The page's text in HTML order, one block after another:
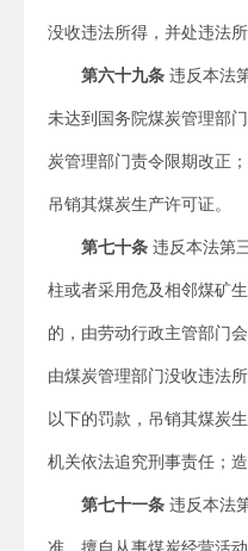
没收违法所得，并处违法
第六十九条 违反本法
未达到国务院煤炭管理部
炭管理部门责令限期改正
吊销其煤炭生产许可证。
第七十条 违反本法第
柱或者采用危及相邻煤矿
的，由劳动行政主管部门
由煤炭管理部门没收违法
以下的罚款，吊销其煤炭
机关依法追究刑事责任；
第七十一条 违反本法